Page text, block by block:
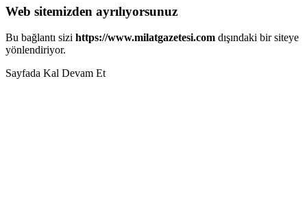
Web sitemizden ayrılıyorsunuz
Bu bağlantı sizi https://www.milatgazetesi.com dışındaki bir siteye
yönlendiriyor.
Sayfada Kal Devam Et